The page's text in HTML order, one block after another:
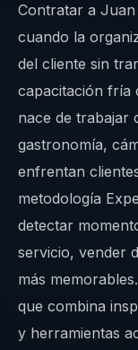
Contratar a Juan
cuando la
del cliente sin
capacitación fría
nace de trabajar
gastronomía,
enfrentan
metodología
detectar
servicio, vender
más
que combina
y herramientas